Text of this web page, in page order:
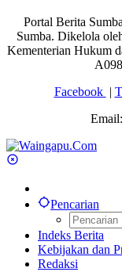
Portal Berita
Sumba. Dikelola
Kementerian Hukum
Facebook |
Pencarian
Indeks Berita
Kebijakan dan
Redaksi